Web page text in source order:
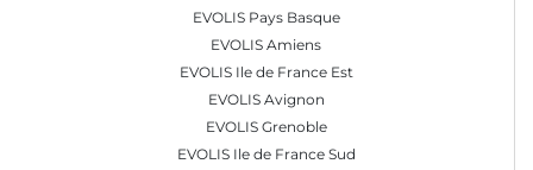
EVOLIS Pays Basque
EVOLIS Amiens
EVOLIS Ile de France Est
EVOLIS Avignon
EVOLIS Grenoble
EVOLIS Ile de France Sud